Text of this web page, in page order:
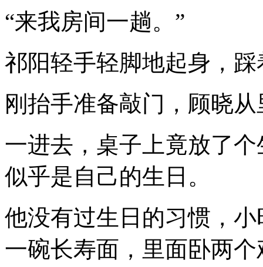
“来我房间一趟。”
祁阳轻手轻脚地起身，
刚抬手准备敲门，顾晓
一进去，桌子上竟放了
似乎是自己的生日。
他没有过生日的习惯，
一碗长寿面，里面卧两